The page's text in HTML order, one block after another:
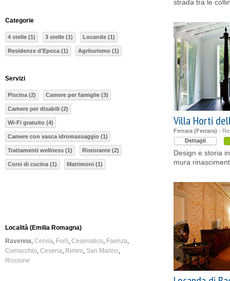
strada tra le
Villa Horti
Ferrara (Ferrara) -
Dettagli
Design e storia
mura
Categorie
4 stelle (1) 3 stelle (1) Locande (1)
Residenze d'Epoca (1) Agriturismo (1)
Servizi
Piscina (2) Camere per famiglie (3)
Camere per disabili (2)
Wi-Fi gratuito (4)
Camere con vasca idromassaggio (1)
Trattamenti wellness (1) Ristorante (2)
Corsi di cucina (1) Matrimoni (1)
Località (Emilia Romagna)
Ravenna Cervia Forlì Cesenatico
Faenza
Comacchio Cesena Rimini San Marino
Riccione